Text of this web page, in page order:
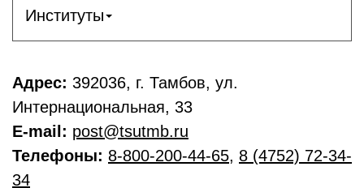
Институты
Адрес: 392036, г. Тамбов, ул.
Интернациональная, 33
E-mail: post@tsutmb.ru
Телефоны: 8-800-200-44-65, 8 (4752) 72-34-
34